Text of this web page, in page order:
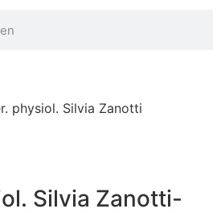
physiol. Silvia Zanotti
Silvia Zanotti-